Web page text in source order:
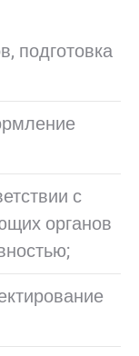
подготовка
с
органов